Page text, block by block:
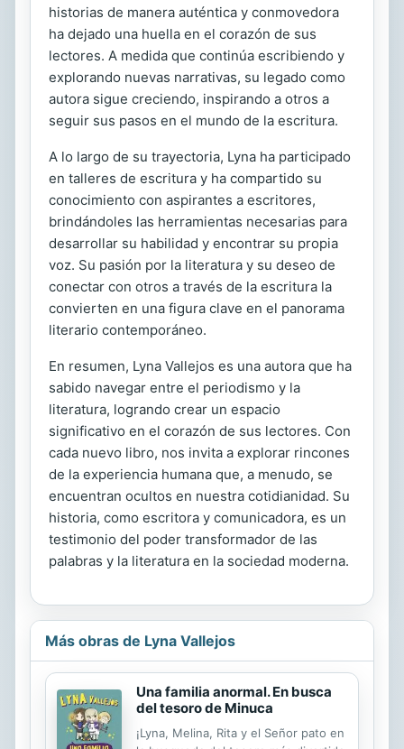
historias de manera auténtica y conmovedora
ha dejado una huella en el corazón de sus
lectores. A medida que continúa escribiendo y
explorando nuevas narrativas, su legado como
autora sigue creciendo, inspirando a otros a
seguir sus pasos en el mundo de la escritura.
A lo largo de su trayectoria, Lyna ha participado
en talleres de escritura y ha compartido su
conocimiento con aspirantes a escritores,
brindándoles las herramientas necesarias para
desarrollar su habilidad y encontrar su propia
voz. Su pasión por la literatura y su deseo de
conectar con otros a través de la escritura la
convierten en una figura clave en el panorama
literario contemporáneo.
En resumen, Lyna Vallejos es una autora que ha
sabido navegar entre el periodismo y la
literatura, logrando crear un espacio
significativo en el corazón de sus lectores. Con
cada nuevo libro, nos invita a explorar rincones
de la experiencia humana que, a menudo, se
encuentran ocultos en nuestra cotidianidad. Su
historia, como escritora y comunicadora, es un
testimonio del poder transformador de las
palabras y la literatura en la sociedad moderna.
Más obras de Lyna Vallejos
Una familia anormal. En busca
del tesoro de Minuca
¡Lyna, Melina, Rita y el Señor pato en